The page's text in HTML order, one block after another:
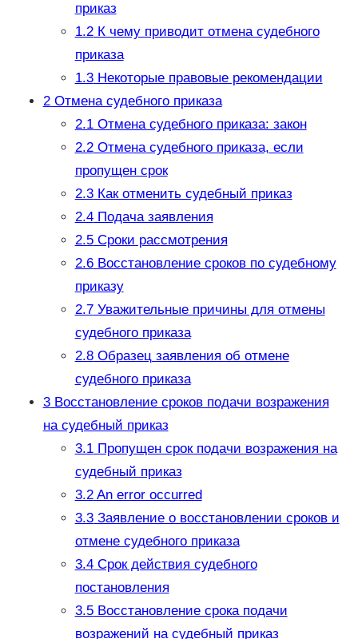
приказ
1.2К чему приводит отмена судебного
приказа
1.3Некоторые правовые рекомендации
2Отмена судебного приказа
2.1Отмена судебного приказа: закон
2.2Отмена судебного приказа, если
пропущен срок
2.3Как отменить судебный приказ
2.4Подача заявления
2.5Сроки рассмотрения
2.6Восстановление сроков по судебному
приказу
2.7Уважительные причины для отмены
судебного приказа
2.8Образец заявления об отмене
судебного приказа
3Восстановление сроков подачи возражения
на судебный приказ
3.1Пропущен срок подачи возражения на
судебный приказ
3.2An error occurred
3.3Заявление о восстановлении сроков и
отмене судебного приказа
3.4Срок действия судебного
постановления
3.5Восстановление срока подачи
возражений на судебный приказ